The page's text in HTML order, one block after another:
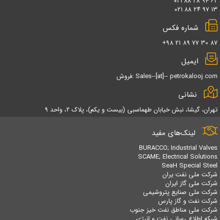
۰۲۱ ۸۸ ۲۴ ۹۷ ۱۳
شماره فکس
+98 21 89 77 30 87
ایمیل
فروش: Sales--[at]-- petrokalooj.com
نشانی
تهران، گیشا، نبش خیابان طهماسبی (بیست و یکم)، پلاک ۲، واحد ۹
لینک‌های مفید
BURACCO; Industrial Valves
SCAME; Electrical Solutions
SeaH Special Steel
شرکت ملی نفت یران
شرکت ملی گاز ایران
شرکت ملی صنایع پتروشیمی
شرکت نفت و گاز پارس
شرکت ملی مناطق نفت خیز جنوب